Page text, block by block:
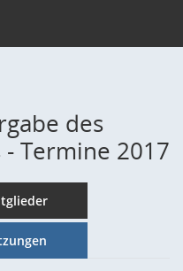
des
Termine 2017